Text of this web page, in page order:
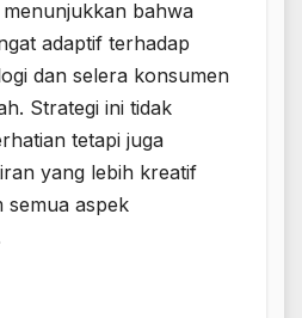
bahwa
adaptif terhadap
dan selera konsumen
Strategi ini tidak
tetapi juga
yang lebih kreatif
semua aspek